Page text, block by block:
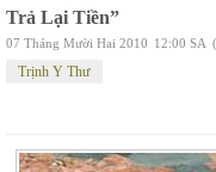
Trả Lại Tiền”
07 Tháng Mười Hai 2010 12:00 SA
Trịnh Y Thư